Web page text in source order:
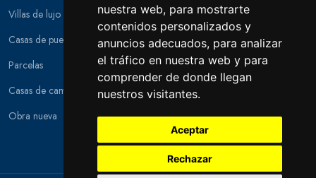
nuestra web, para mostrarte
contenidos personalizados y
anuncios adecuados, para analizar
el tráfico en nuestra web y para
comprender de donde llegan
nuestros visitantes.
Aceptar
Rechazar
Villas de lujo
Casas de pueblo
Parcelas
Casas de campo
Obra nueva